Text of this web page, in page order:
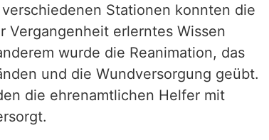
Stationen konnten die
Vergangenheit erlerntes Wissen
wurde die Reanimation, das
und die Wundversorgung geübt.
die ehrenamtlichen Helfer mit